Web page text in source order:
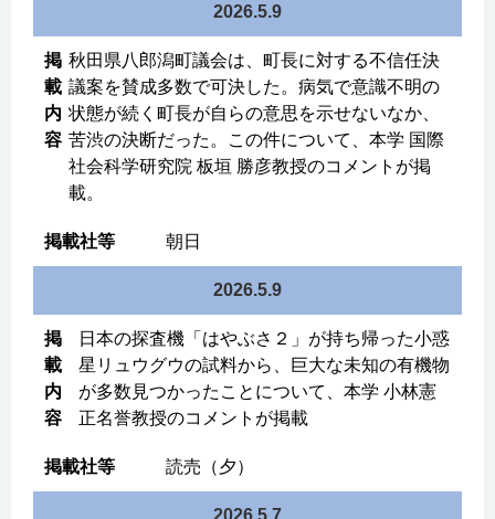
2026.5.9
秋田県八郎潟町議会は、町長に対する不信任決
議案を賛成多数で可決した。病気で意識不明の
状態が続く町長が自らの意思を示せないなか、
苦渋の決断だった。この件について、本学 国際
社会科学研究院 板垣 勝彦教授のコメントが掲
載。
朝日
2026.5.9
日本の探査機「はやぶさ２」が持ち帰った小惑
星リュウグウの試料から、巨大な未知の有機物
が多数見つかったことについて、本学 小林憲
正名誉教授のコメントが掲載
読売（夕）
2026.5.7